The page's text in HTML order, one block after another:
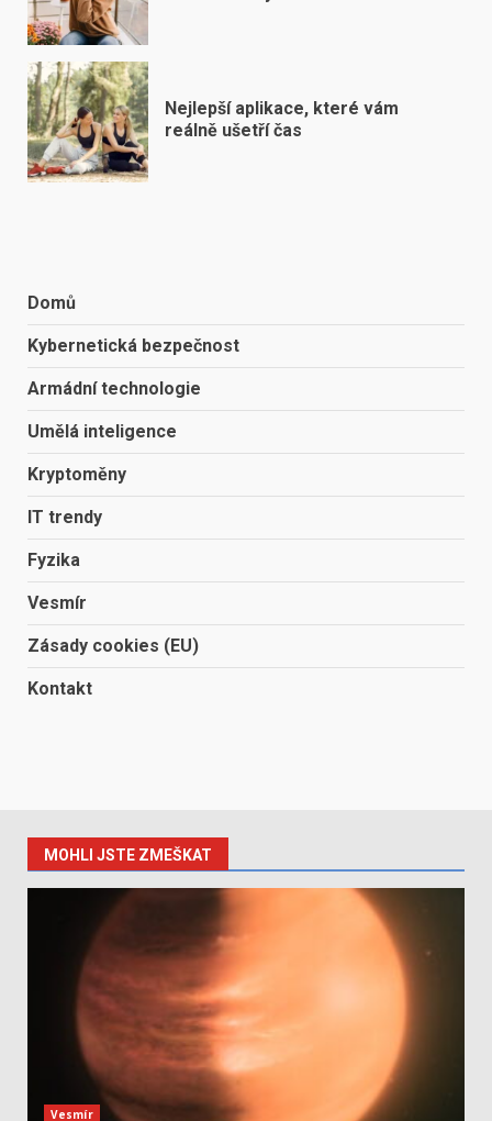
Nejlepší aplikace, které vám
reálně ušetří čas
Domů
Kybernetická bezpečnost
Armádní technologie
Umělá inteligence
Kryptoměny
IT trendy
Fyzika
Vesmír
Zásady cookies (EU)
Kontakt
MOHLI JSTE ZMEŠKAT
Vesmír